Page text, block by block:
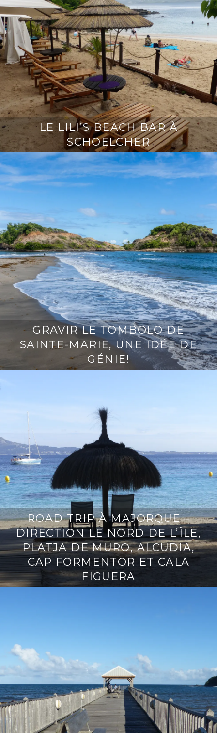
LE LILI’S BEACH BAR À
SCHOELCHER
GRAVIR LE TOMBOLO DE
SAINTE-MARIE, UNE IDÉE DE
GÉNIE!
ROAD TRIP À MAJORQUE –
DIRECTION LE NORD DE L’ÎLE,
PLATJA DE MURO, ALCUDIA,
CAP FORMENTOR ET CALA
FIGUERA